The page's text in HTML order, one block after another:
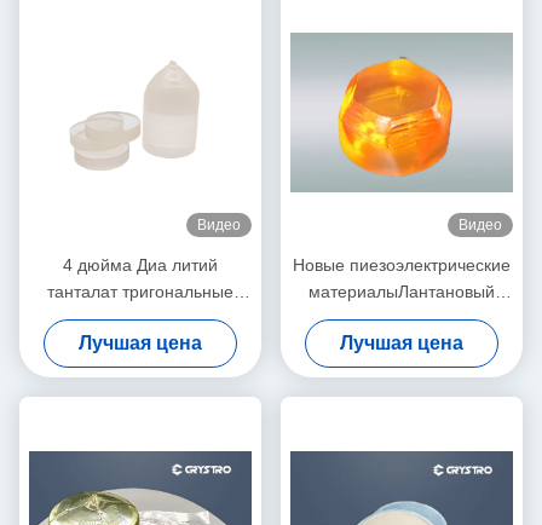
Видео
4 дюйма Диа литий
танталат тригональные
кристаллические пластины
LiTaO3 для E-O устройств
Лучшая цена
Видео
Новые пиезоэлектрические
материалыЛантановый
силикат галлия известный
как кристалл лангасита
Лучшая цена